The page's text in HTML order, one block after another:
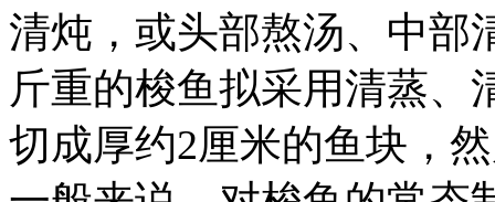
清炖，或头部熬汤、中部
斤重的梭鱼拟采用清蒸、
切成厚约2厘米的鱼块，